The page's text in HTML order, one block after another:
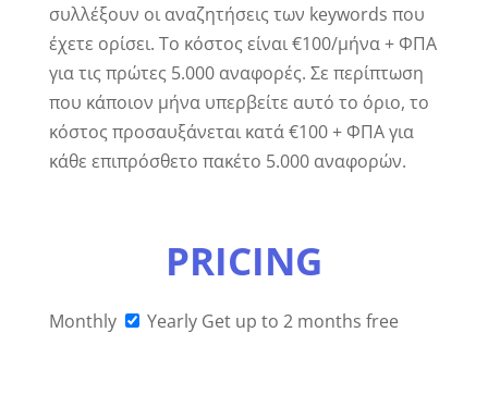
συλλέξουν οι αναζητήσεις των keywords που
έχετε ορίσει. Το κόστος είναι €100/μήνα + ΦΠΑ
για τις πρώτες 5.000 αναφορές. Σε περίπτωση
που κάποιον μήνα υπερβείτε αυτό το όριο, το
κόστος προσαυξάνεται κατά €100 + ΦΠΑ για
κάθε επιπρόσθετο πακέτο 5.000 αναφορών.
PRICING
Monthly Yearly Get up to 2 months free